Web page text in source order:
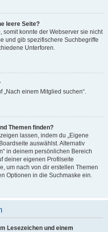
leere Seite?
somit konnte der Webserver sie nicht
und gib spezifischere Suchbegriffe
Unterforen.
„Nach einem Mitglied suchen“.
Themen finden?
lassen, indem du „Eigene
auswählst. Alternativ
in deinem persönlichen Bereich
deiner eigenen Profilseite
um nach von dir erstellen Themen
Optionen in die Suchmaske ein.
Lesezeichen und einem